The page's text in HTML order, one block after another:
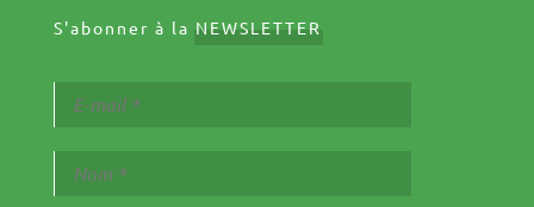
S'abonner à la NEWSLETTER